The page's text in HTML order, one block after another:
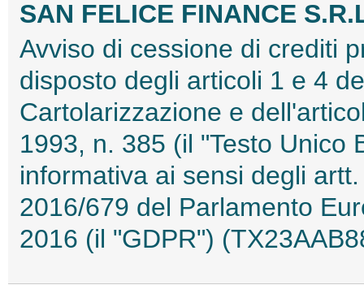
SAN FELICE FINANCE
Avviso di cessione di crediti
disposto degli articoli 1 e 4
Cartolarizzazione e
1993, n. 385 (il "Testo Unico
informativa ai sensi degli
2016/679 del Parlamento
2016 (il "GDPR")